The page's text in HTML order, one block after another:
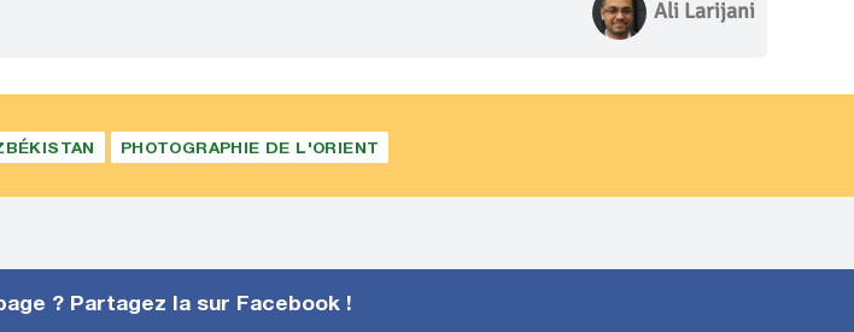
Ali Larijani
PHOTOGRAPHIE DE L'ORIENT
? Partagez la sur Facebook !